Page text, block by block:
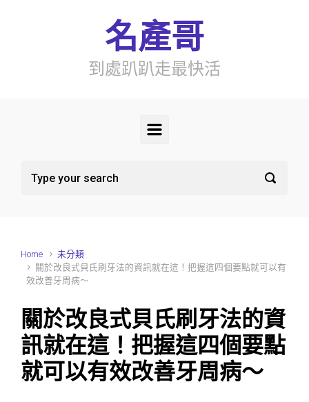
Skip to main content
名產哥
到處趴趴走最快活
Home
未分類
關於改良式貝氏刷牙法的資訊就在這！把握這四個要點就可以有
效改善牙周病～
關於改良式貝氏刷牙法的資
訊就在這！把握這四個要點
就可以有效改善牙周病～